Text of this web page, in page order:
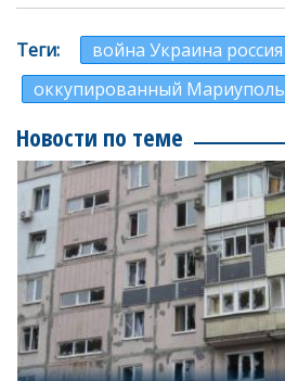
Теги
война Украина россия
оккупированный Мариуполь
Новости по теме